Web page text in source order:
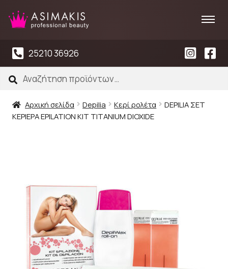
25210 36926
Αναζήτηση
για:
Αναζήτηση
Αρχική σελίδα Depilia Κερί ρολέτα
DEPILIA ΣΕΤ
ΚΕΡΙΕΡΑ EPILATION KIT TITANIUM DIOXIDE